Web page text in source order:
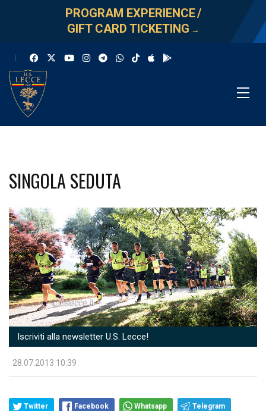
PROGRAM EXPERIENCE/
GIFT CARD TICKETING →
SINGOLA SEDUTA
Iscriviti alla newsletter U.S. Lecce!
28.07.2013 10:39
Twitter Facebook Whatsapp Telegram